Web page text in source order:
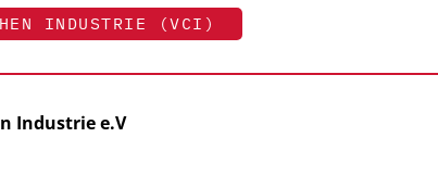
INDUSTRIE (VCI)
Industrie e.V